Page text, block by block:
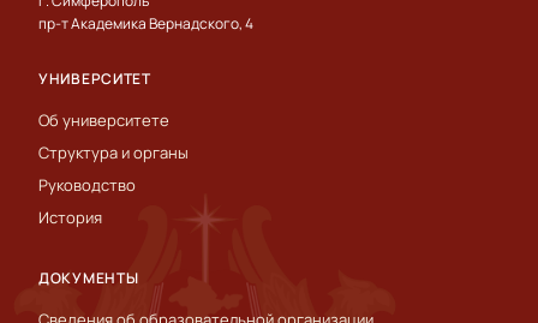
пр-т Академика Вернадского, 4
УНИВЕРСИТЕТ
Об университете
Структура и органы
Руководство
История
ДОКУМЕНТЫ